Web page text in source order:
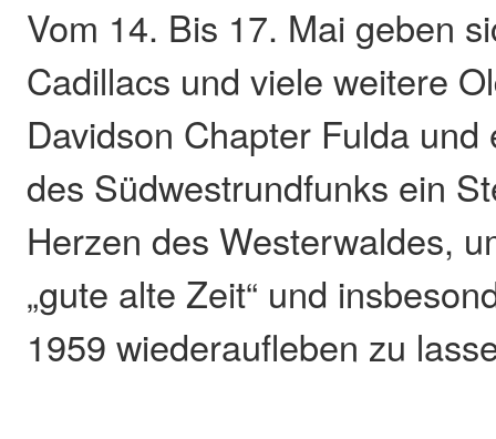
Vom 14. Bis 17. Mai geben
Cadillacs und viele weitere
Davidson Chapter Fulda
des Südwestrundfunks ein
Herzen des Westerwaldes,
„gute alte Zeit“ und
1959 wiederaufleben zu